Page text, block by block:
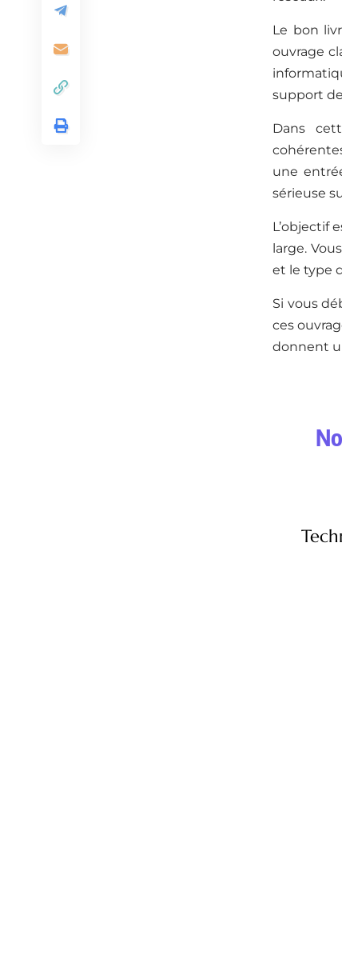
Le bon
ouvrage
support
Dans
une
sérieuse
L’objectif
large.
et le type
Si vous
ces
donnent